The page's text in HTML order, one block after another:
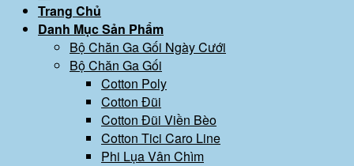
Trang Chủ
Danh Mục Sản Phẩm
Bộ Chăn Ga Gối Ngày Cưới
Bộ Chăn Ga Gối
Cotton Poly
Cotton Đũi
Cotton Đũi Viền Bèo
Cotton Tici Caro Line
Phi Lụa Vân Chìm